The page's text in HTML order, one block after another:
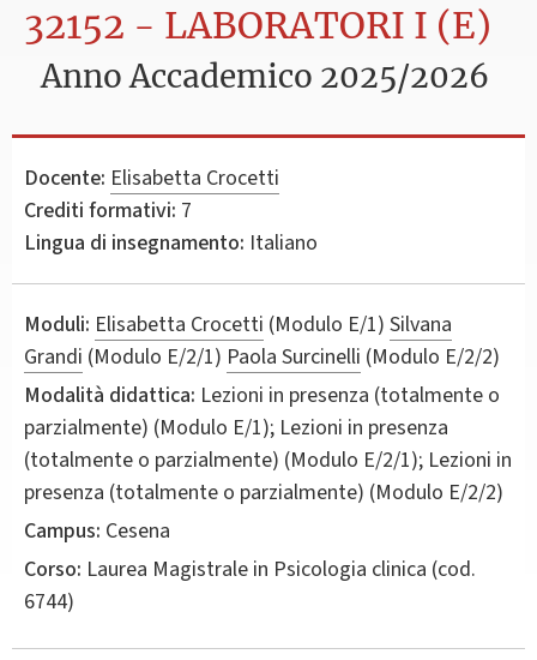
32152 - LABORATORI I (E)
Anno Accademico 2025/2026
Docente: Elisabetta Crocetti
Crediti formativi: 7
Lingua di insegnamento: Italiano
Moduli: Elisabetta Crocetti (Modulo E/1) Silvana
Grandi (Modulo E/2/1) Paola Surcinelli (Modulo E/2/2)
Modalità didattica: Lezioni in presenza (totalmente o
parzialmente) (Modulo E/1); Lezioni in presenza
(totalmente o parzialmente) (Modulo E/2/1); Lezioni in
presenza (totalmente o parzialmente) (Modulo E/2/2)
Campus: Cesena
Corso: Laurea Magistrale in Psicologia clinica (cod.
6744)